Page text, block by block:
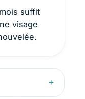
suffit
visage